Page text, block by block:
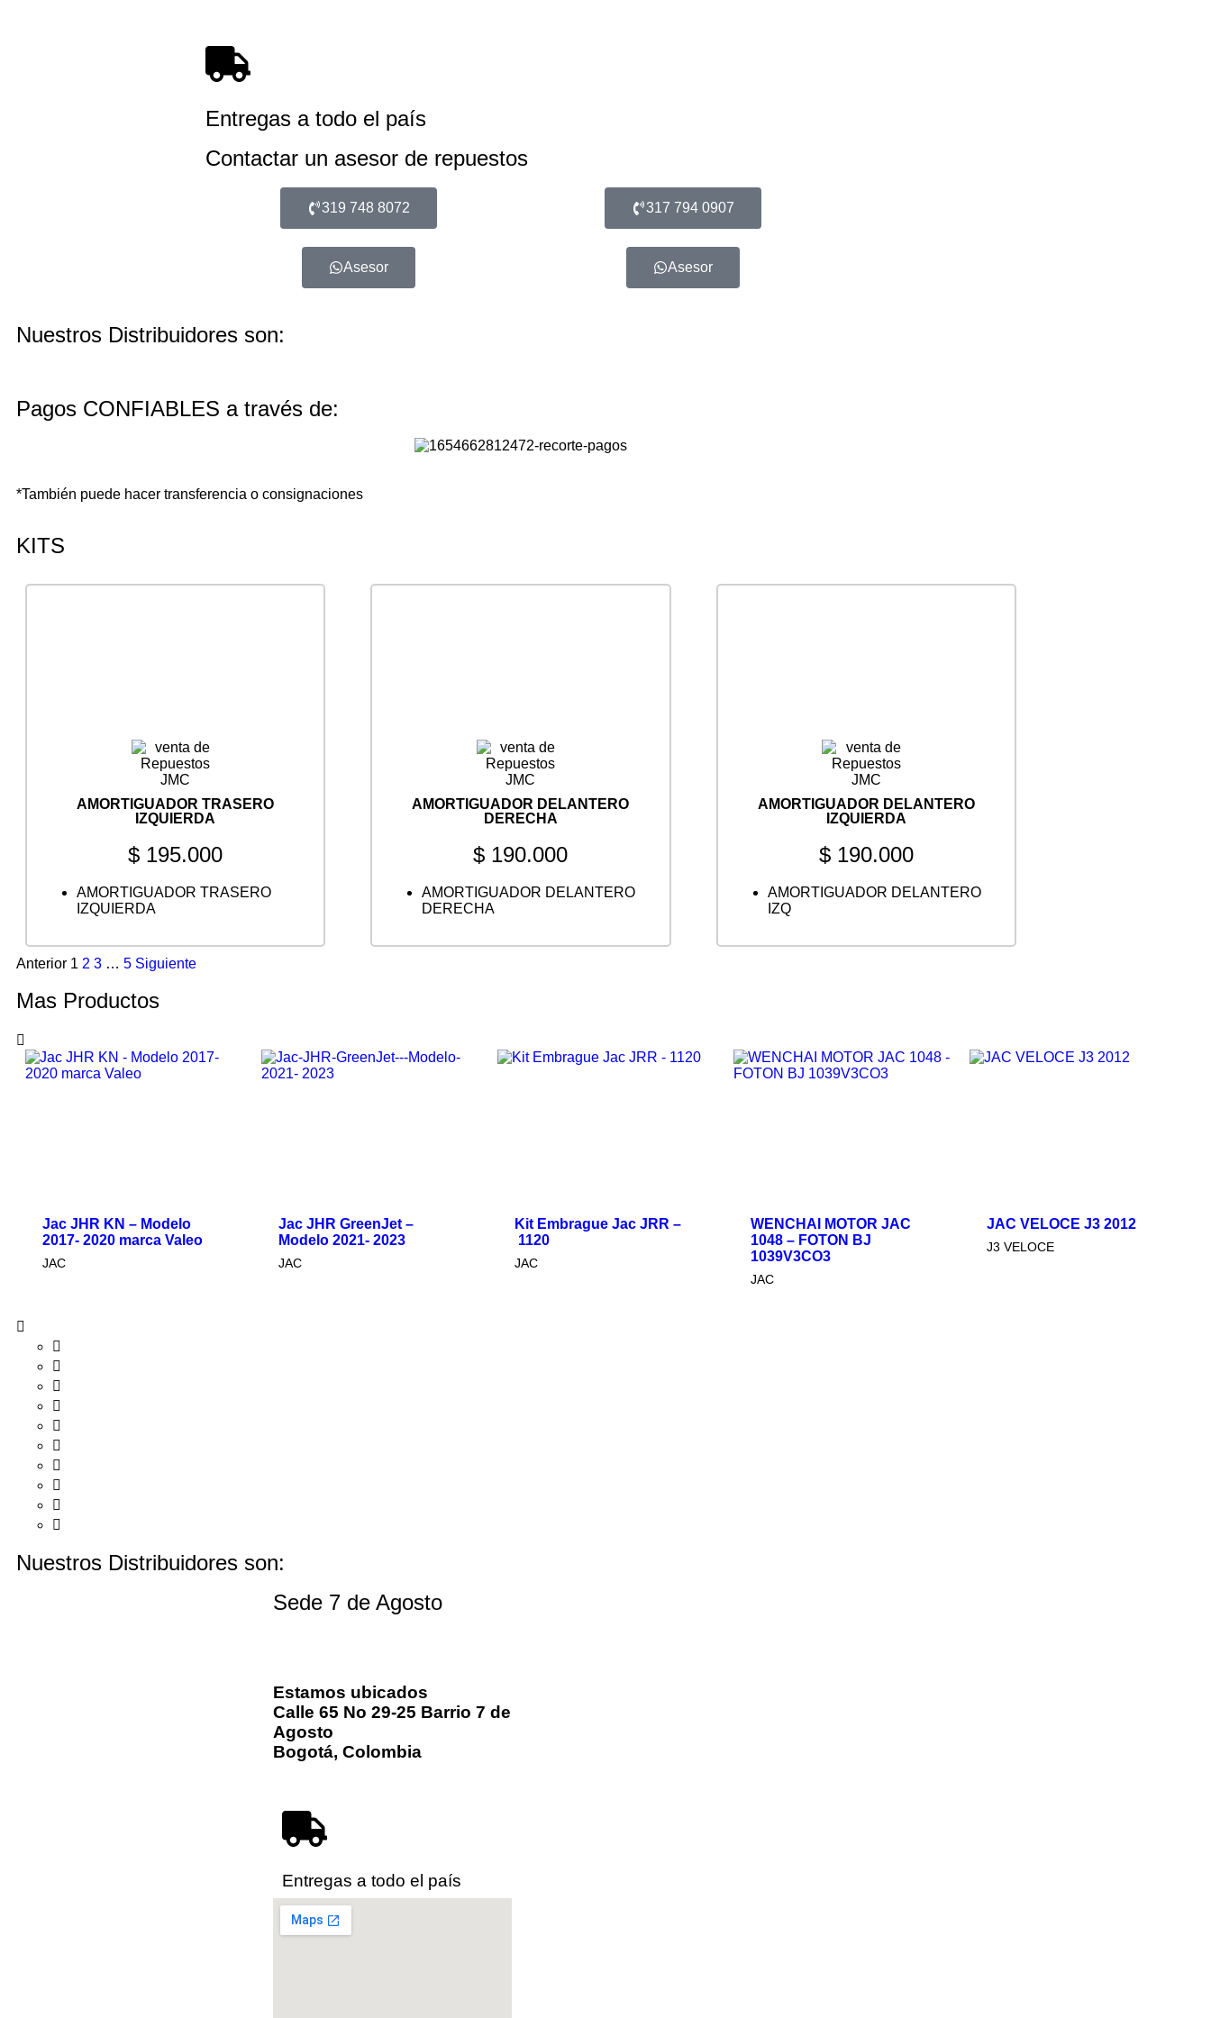
Entregas a todo el país
Contactar un asesor de repuestos
319 748 8072
Asesor
317 794 0907
Asesor
Nuestros Distribuidores son:
Pagos CONFIABLES a través de:
*También puede hacer transferencia o consignaciones
KITS
AMORTIGUADOR TRASERO
IZQUIERDA
$ 195.000
AMORTIGUADOR TRASERO
IZQUIERDA
AMORTIGUADOR DELANTERO
DERECHA
$ 190.000
AMORTIGUADOR DELANTERO
DERECHA
AMORTIGUADOR DELANTERO
IZQUIERDA
$190.000
AMORTIGUADOR DELANTERO
IZQ
Anterior 1 2 3 … 5 Siguiente
Mas Productos
Jac JHR GreenJet –
Modelo 2021- 2023
JAC
Kit Embrague Jac JRR –
1120
JAC
WENCHAI MOTOR JAC
1048 – FOTON BJ
1039V3CO3
JAC VELOCE J3 2012
J3 VELOCE
KIT REPARACION MOTOR
GREEN JET (2021 – 2023)
Nuestros Distribuidores son:
Sede 7 de Agosto
Estamos ubicados
Calle 65 No 29-25 Barrio 7 de
Agosto
Bogotá, Colombia
Entregas a todo el país